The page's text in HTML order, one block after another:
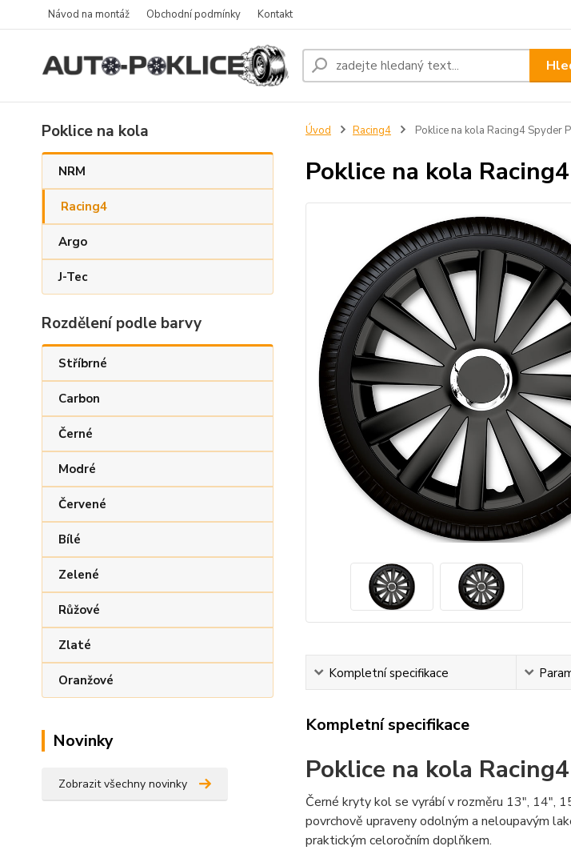
Návod na montáž Obchodní podmínky Kontakt
Poklice na kola
NRM
Racing4
Argo
J-Tec
Rozdělení podle barvy
Stříbrné
Carbon
Černé
Modré
Červené
Bílé
Zelené
Růžové
Zlaté
Oranžové
Novinky
Zobrazit všechny novinky
Úvod Racing4 Poklice na kola Racing4 Spyder
Poklice na kola
Kompletní specifikace
Kompletní specifikace
Poklice na kola
Černé kryty kol se vyrábí v rozměru 13", 14",
povrchově upraveny odolným a neloupavým
praktickým celoročním doplňkem.